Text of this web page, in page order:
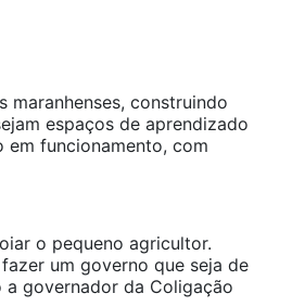
maranhenses, construindo
espaços de aprendizado
em funcionamento, com
o pequeno agricultor.
um governo que seja de
a governador da Coligação